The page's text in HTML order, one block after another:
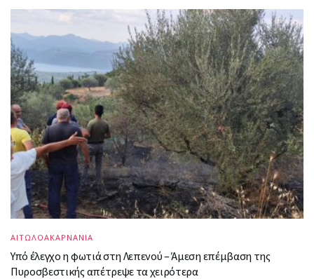
ΑΙΤΩΛΟΑΚΑΡΝΑΝΙΑ
Υπό έλεγχο η φωτιά στη Λεπενού – Άμεση επέμβαση της
Πυροσβεστικής απέτρεψε τα χειρότερα